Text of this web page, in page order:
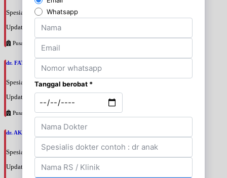
Spesialis: Bedah Urologi
Update terakhir: 2026-08-06 18:46:06
Pusat Pertamina
dr. FATAN ABSHARI, SpU
Spesialis: Bedah Urologi
Update terakhir: 2026-08-06 18:42:13
Pusat Pertamina
dr. AKBARI WAHYUDI KUSUMAH, SpU
Spesialis: Bedah Urologi
Update terakhir: 2026-08-06 18:38:38